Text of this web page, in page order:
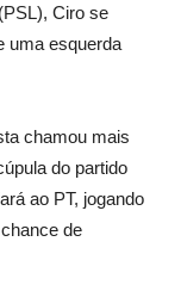
Ciro se
uma esquerda
chamou mais
do partido
ao PT, jogando
de